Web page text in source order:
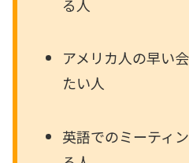
る人
アメリカ人の早い
たい人
英語でのミーティ